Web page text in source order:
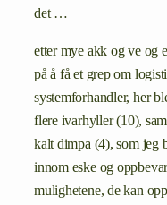
det …
etter mye akk og ve og
på å få et grep om
systemforhandler, her
flere ivarhyller (10),
kalt dimpa (4), som jeg
innom eske og
mulighetene, de kan